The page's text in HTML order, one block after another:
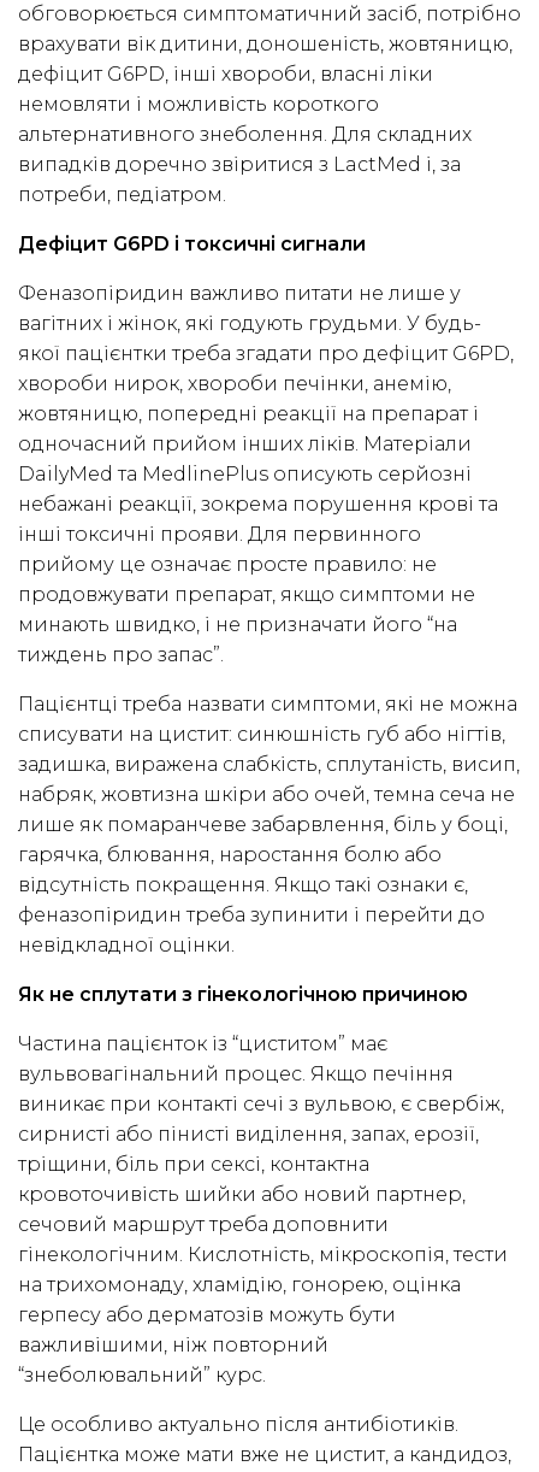
обговорюється симптоматичний засіб, потрібно
врахувати вік дитини, доношеність, жовтяницю,
дефіцит G6PD, інші хвороби, власні ліки
немовляти і можливість короткого
альтернативного знеболення. Для складних
випадків доречно звіритися з LactMed і, за
потреби, педіатром.
Дефіцит G6PD і токсичні сигнали
Феназопіридин важливо питати не лише у
вагітних і жінок, які годують грудьми. У будь-
якої пацієнтки треба згадати про дефіцит G6PD,
хвороби нирок, хвороби печінки, анемію,
жовтяницю, попередні реакції на препарат і
одночасний прийом інших ліків. Матеріали
DailyMed та MedlinePlus описують серйозні
небажані реакції, зокрема порушення крові та
інші токсичні прояви. Для первинного
прийому це означає просте правило: не
продовжувати препарат, якщо симптоми не
минають швидко, і не призначати його “на
тиждень про запас”.
Пацієнтці треба назвати симптоми, які не можна
списувати на цистит: синюшність губ або нігтів,
задишка, виражена слабкість, сплутаність, висип,
набряк, жовтизна шкіри або очей, темна сеча не
лише як помаранчеве забарвлення, біль у боці,
гарячка, блювання, наростання болю або
відсутність покращення. Якщо такі ознаки є,
феназопіридин треба зупинити і перейти до
невідкладної оцінки.
Як не сплутати з гінекологічною причиною
Частина пацієнток із “циститом” має
вульвовагінальний процес. Якщо печіння
виникає при контакті сечі з вульвою, є свербіж,
сирнисті або пінисті виділення, запах, ерозії,
тріщини, біль при сексі, контактна
кровоточивість шийки або новий партнер,
сечовий маршрут треба доповнити
гінекологічним. Кислотність, мікроскопія, тести
на трихомонаду, хламідію, гонорею, оцінка
герпесу або дерматозів можуть бути
важливішими, ніж повторний
“знеболювальний” курс.
Це особливо актуально після антибіотиків.
Пацієнтка може мати вже не цистит, а кандидоз,